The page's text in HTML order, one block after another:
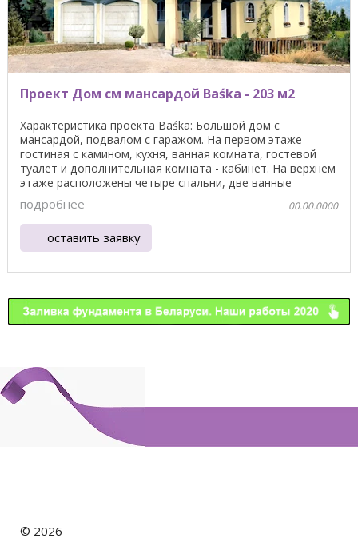
Проект Дом см мансардой Baśka - 203 м2
Характеристика проекта Baśka: Большой дом с
мансардой, подвалом с гаражом. На первом этаже
гостиная с камином, кухня, ванная комната, гостевой
туалет и дополнительная комната - кабинет. На верхнем
этаже расположены четыре спальни, две ванные
комнаты ...
подробнее 00.00.0000
оставить заявку
© 2026